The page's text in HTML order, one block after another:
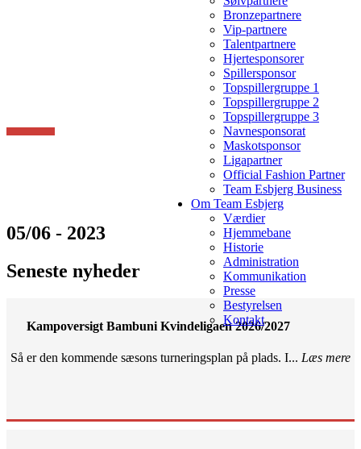
Bronzepartnere
Vip-partnere
Talentpartnere
Hjertesponsorer
Spillersponsor
Topspillergruppe 1
Topspillergruppe 2
Topspillergruppe 3
Navnesponsorat
Maskotsponsor
Ligapartner
Official Fashion Partner
Team Esbjerg Business
Om Team Esbjerg
Værdier
Hjemmebane
Historie
Administration
Kommunikation
Presse
Bestyrelsen
Kontakt
05/06 - 2023
Seneste nyheder
Kampoversigt Bambuni Kvindeligaen 2026/2027
Så er den kommende sæsons turneringsplan på plads. I... Læs mere